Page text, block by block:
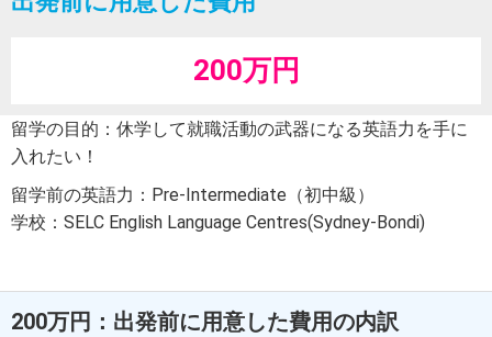
200万円
留学の目的：休学して就職活動の武器になる英語力を手に
入れたい！
留学前の英語力：Pre-Intermediate（初中級）
学校：SELC English Language Centres(Sydney-Bondi)
200万円：出発前に用意した費用の内訳